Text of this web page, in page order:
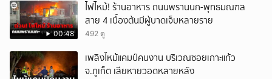
00:48
ไฟไหม้! ร้านอาหาร ถนนพรานนก-พุทธมณฑล
สาย 4 เบื้องต้นมีผู้บาดเจ็บหลายราย
492 ดู
เพลิงไหม้แคมป์คนงาน บริเวณซอยเกาะแก้ว
จ.ภูเก็ต เสียหายวอดหลายหลัง